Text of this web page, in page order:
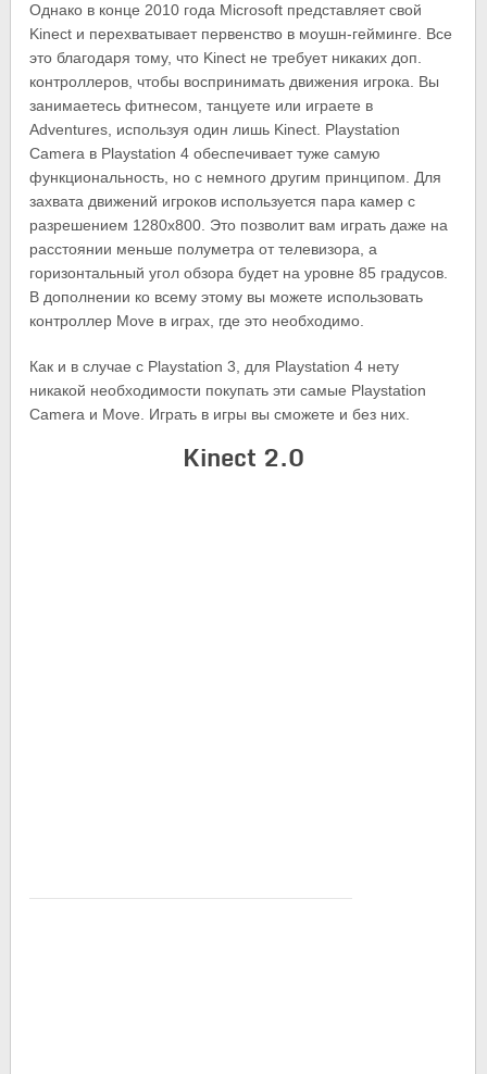
Однако в конце 2010 года Microsoft представляет свой
Kinect и перехватывает первенство в моушн-гейминге. Все
это благодаря тому, что Kinect не требует никаких доп.
контроллеров, чтобы воспринимать движения игрока. Вы
занимаетесь фитнесом, танцуете или играете в
Adventures, используя один лишь Kinect. Playstation
Camera в Playstation 4 обеспечивает туже самую
функциональность, но с немного другим принципом. Для
захвата движений игроков используется пара камер с
разрешением 1280х800. Это позволит вам играть даже на
расстоянии меньше полуметра от телевизора, а
горизонтальный угол обзора будет на уровне 85 градусов.
В дополнении ко всему этому вы можете использовать
контроллер Move в играх, где это необходимо.
Как и в случае с Playstation 3, для Playstation 4 нету
никакой необходимости покупать эти самые Playstation
Camera и Move. Играть в игры вы сможете и без них.
Kinect 2.0